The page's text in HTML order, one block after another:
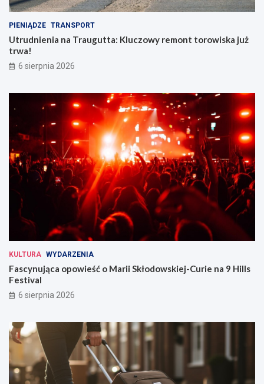
PIENIĄDZE TRANSPORT
Utrudnienia na Traugutta: Kluczowy remont torowiska już
trwa!
6 sierpnia 2026
KULTURA WYDARZENIA
Fascynująca opowieść o Marii Skłodowskiej-Curie na 9 Hills
Festival
6 sierpnia 2026